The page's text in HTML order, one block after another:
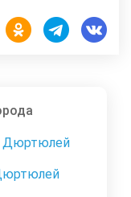
Дюртюлей